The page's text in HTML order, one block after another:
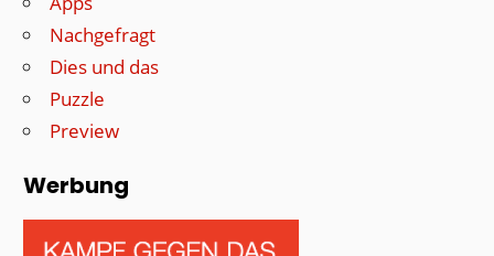
Nachgefragt
Dies und das
Puzzle
Preview
Werbung